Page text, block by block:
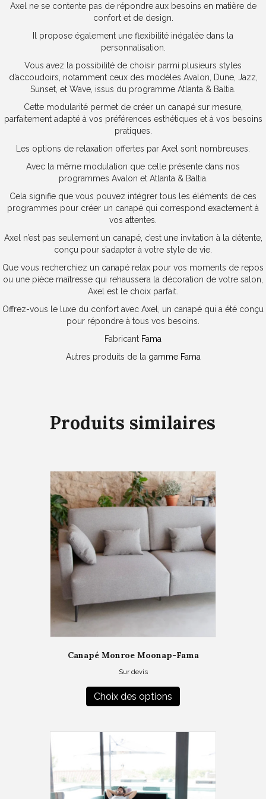
Axel ne se contente pas de répondre aux besoins en matière de
confort et de design.
Il propose également une flexibilité inégalée dans la
personnalisation.
Vous avez la possibilité de choisir parmi plusieurs styles
d’accoudoirs, notamment ceux des modèles Avalon, Dune, Jazz,
Sunset, et Wave, issus du programme Atlanta & Baltia.
Cette modularité permet de créer un canapé sur mesure,
parfaitement adapté à vos préférences esthétiques et à vos besoins
pratiques.
Les options de relaxation offertes par Axel sont nombreuses.
Avec la même modulation que celle présente dans nos
programmes Avalon et Atlanta & Baltia.
Cela signifie que vous pouvez intégrer tous les éléments de ces
programmes pour créer un canapé qui correspond exactement à
vos attentes.
Axel n’est pas seulement un canapé, c’est une invitation à la détente,
conçu pour s’adapter à votre style de vie.
Que vous recherchiez un canapé relax pour vos moments de repos
ou une pièce maîtresse qui rehaussera la décoration de votre salon,
Axel est le choix parfait.
Offrez-vous le luxe du confort avec Axel, un canapé qui a été conçu
pour répondre à tous vos besoins.
Fabricant Fama
Autres produits de la gamme Fama
Produits similaires
Canapé Monroe Moonap-Fama
Sur devis
Choix des options
a
variations.
Les
être
choisies